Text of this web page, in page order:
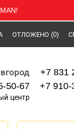
ОТЛОЖЕНО (0)
50-67
центр
+7 831
+7 910-